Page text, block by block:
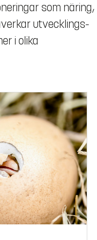
som näring,
utvecklings-
i olika